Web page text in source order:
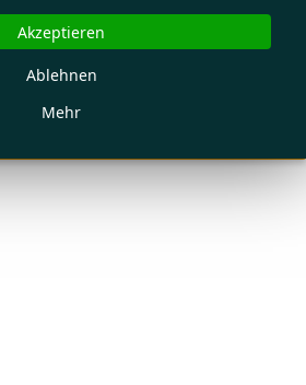
Mehr
Ablehnen
Akzeptieren